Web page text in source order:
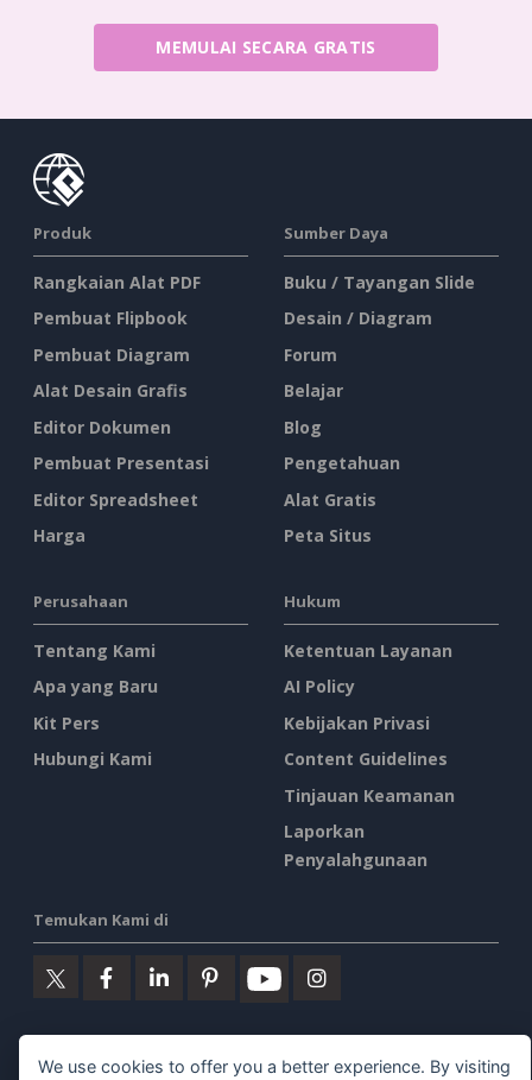
MEMULAI SECARA GRATIS
Produk
Rangkaian Alat PDF
Pembuat Flipbook
Pembuat Diagram
Alat Desain Grafis
Editor Dokumen
Pembuat Presentasi
Editor Spreadsheet
Harga
Sumber Daya
Buku / Tayangan Slide
Desain / Diagram
Forum
Belajar
Blog
Pengetahuan
Alat Gratis
Peta Situs
Perusahaan
Tentang Kami
Apa yang Baru
Kit Pers
Hubungi Kami
Hukum
Ketentuan Layanan
AI Policy
Kebijakan Privasi
Content Guidelines
Tinjauan Keamanan
Laporkan
Penyalahgunaan
Temukan Kami di
Produk Unggulan
We use cookies to offer you a better experience. By visiting